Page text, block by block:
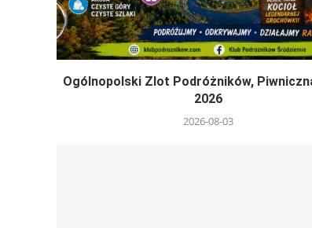
Ogólnopolski Zlot Podróżników,
2026
2026-08-03